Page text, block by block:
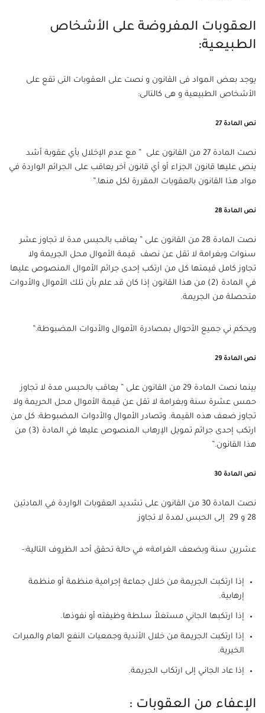
العقوبات المفروضة على الأشخاص
الطبيعية:
يوجد بعض المواد فى القانون و نصت على العقوبات التى تقع على
الأشخاص الطبيعية و هى كالتالى:
نص المادة 27
نصت المادة 27 من القانون على ” مع عدم الإخلال بأي عقوبة أشد
ينص عليها قانون الجزاء أو أي قانون آخر يعاقب على الجرائم الواردة في
مواد هذا القانون بالعقوبات المقررة لكل منها.”
نص المادة 28
نصت المادة 28 من القانون على ” يعاقب بالحبس مدة لا تجاوز عشر
سنوات وبغرامة لا تقل عن نصف قيمة الأموال محل الجريمة ولا
تجاوز كامل قيمتها كل من ارتكب إحدى جرائم الأموال المنصوص عليها
في المادة (2) من هذا القانون إذا كان قد علم بأن تلك الأموال والأدوات
متحصلة من الجريمة.
ويحكم ني جميع الأحوال بمصادرة الأموال والأدوات المضبوطة.”
نص المادة 29
بينما نصت المادة 29 من القانون على ” يعاقب بالحبس مدة لا تجاوز
حمس عشرة سنة وبغرامة لا تقل عن قيمة الأموال محل الحريمة ولا
تجاوز ضعف هذه القيمة. وتصادر الأموال والأدوات المضبوطة: كل من
ارتكب إحدى جرائم تمويل الإرهاب المنصوص عليها في المادة (3) من
هذا القانون.”
نص المادة 30
نصت المادة 30 من القانون على تشديد العقوبات الواردة في المادتين
28 و 29 إلى الحبس لمدة لا تجاوز
عشرين سنة وبضعف الغرامة» في حالة تحقق أحد الظروف التالية:-
إذا ارتكبت الجريمة من خلال جماعة إجرامية منظمة أو منظمة
إرهابية.
إذا ارتكبها الجاني مستغلاً سلطة وظيفته أو نفوذها.
إذا ارتكبت الجريمة من خلال الأندية وجمعيات النفع العام والمبرات
الخيرية.
إذا عاد الجاني إلى ارتكاب الجريمة.
الإعفاء من العقوبات :